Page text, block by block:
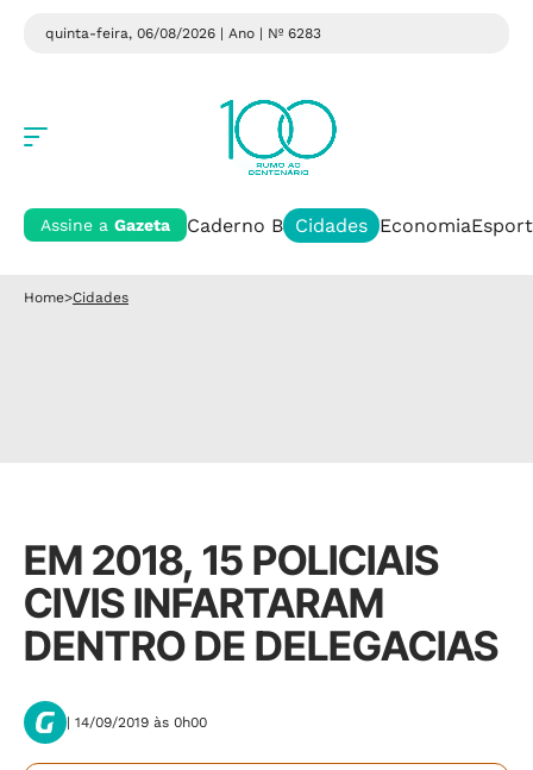
quinta-feira, 06/08/2026 | Ano | Nº 6283
Assine a Gazeta Caderno B Cidades Economia
Home>Cidades
EM 2018, 15 POLICIAIS
CIVIS INFARTARAM
DENTRO DE DELEGACIAS
| 14/09/2019 às 0h00